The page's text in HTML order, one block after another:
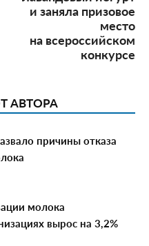
и заняла призовое
место
на всероссийском
конкурсе
АВТОРА
причины отказа
молока
вырос на 3,2%